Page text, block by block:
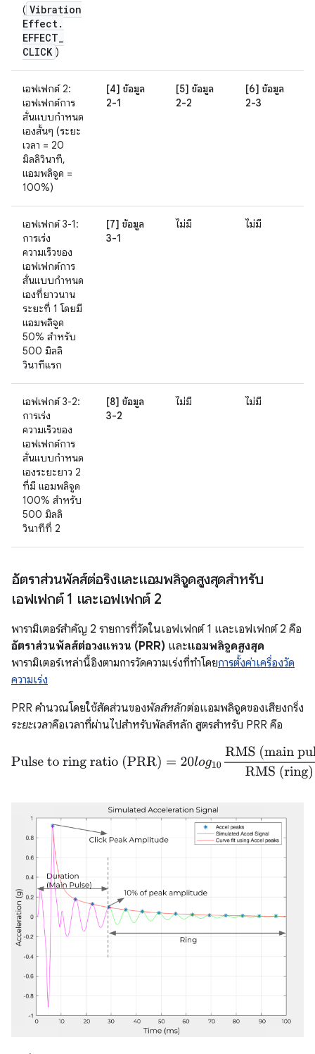
( Vibration
Effect .
EFFECT
CLICK )
เอฟเฟกต์ 2:
เอฟเฟกต์การ
สั่นแบบกำหนด
เองสั้นๆ (ระยะ
เวลา = 20
มิลลิวินาที,
แอมพลิจูด =
100%)
[4] ข้อมูล
2-1
[5] ข้อมูล
2-2
[6] ข้อมูล
2-3
เอฟเฟกต์ 3-1:
การเร่ง
ความเร็วของ
เอฟเฟกต์การ
สั่นแบบกำหนด
เองที่ยาวนาน
ระยะที่ 1 โดยมี
แอมพลิจูด
50% สำหรับ
500 มิลลิ
วินาทีแรก
[7] ข้อมูล
3-1
ไม่มี ไม่มี
เอฟเฟกต์ 3-2:
การเร่ง
ความเร็วของ
เอฟเฟกต์การ
สั่นแบบกำหนด
เองระยะยาว 2
ที่มี แอมพลิจูด
100% สำหรับ
500 มิลลิ
วินาทีที่ 2
[8] ข้อมูล
3-2
ไม่มี ไม่มี
อัตราส่วนพัลส์ต่อริงและแอมพลิจูดสูงสุดสำหรับ
เอฟเฟกต์ 1 และเอฟเฟกต์ 2
พารามิเตอร์สำคัญ 2 รายการที่วัดในเอฟเฟกต์ 1 และเอฟเฟกต์ 2 คือ
อัตราส่วนพัลส์ต่อวงแหวน (PRR) และแอมพลิจูดสูงสุด
พารามิเตอร์เหล่านี้อิงตามการวัดความเร่งที่ทำโดยการตั้งค่าเครื่องวัด
ความเร่ง
PRR คำนวณโดยใช้สัดส่วนของพัลส์หลักต่อแอมพลิจูดของเสียงกริ่ง
ระยะเวลาคือเวลาที่ผ่านไปสำหรับพัลส์หลัก สูตรสำหรับ PRR คือ
Pulse to ring ratio (PRR)
20 RMS (main pulse)RMS